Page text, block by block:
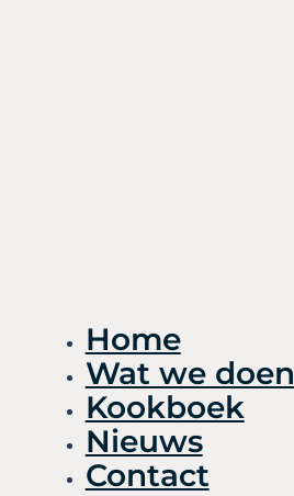
Home
Wat we doen
Kookboek
Nieuws
Contact